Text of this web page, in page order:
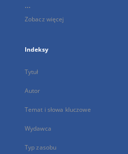
...
Zobacz więcej
Indeksy
Tytuł
Autor
Temat i słowa kluczowe
Wydawca
Typ zasobu